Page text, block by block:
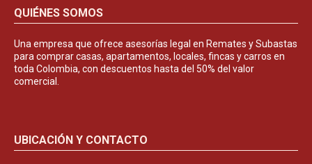
QUIÉNES SOMOS
Una empresa que ofrece asesorías legal en Remates y Subastas
para comprar casas, apartamentos, locales, fincas y carros en
toda Colombia, con descuentos hasta del 50% del valor
comercial.
UBICACIÓN Y CONTACTO